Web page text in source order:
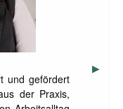
Next
▶︎
und gefördert
der Praxis,